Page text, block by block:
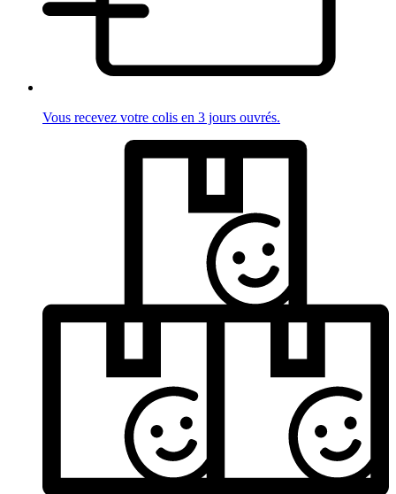
Vous recevez votre colis en 3 jours ouvrés.